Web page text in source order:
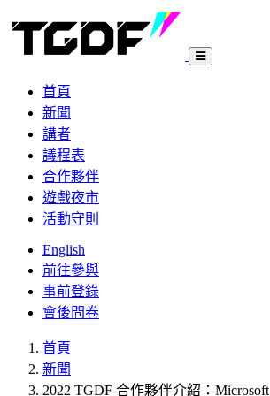
首頁
新聞
講者
議程表
合作夥伴
遊戲夜市
活動守則
English
前往參與
事前登錄
會後問卷
首頁
新聞
2022 TGDF 合作夥伴介紹：Microsoft